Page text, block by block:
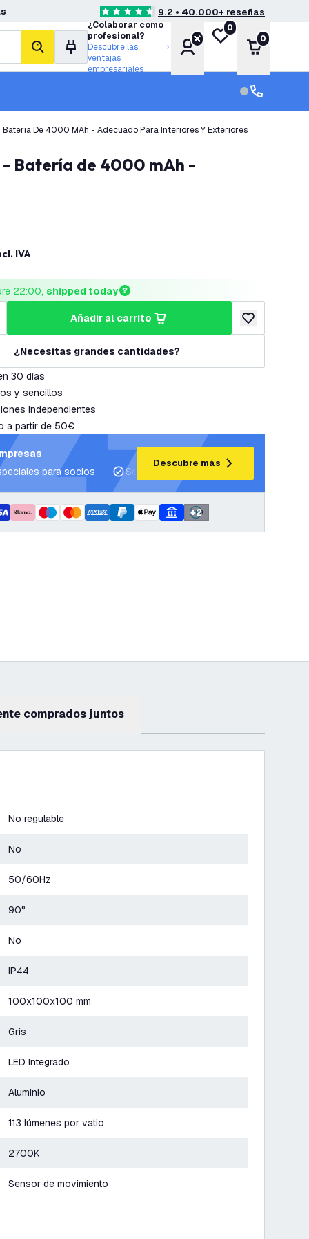
4.6 estrellas de puntuación
9.2 • 40.000+ reseñas
buscar
¿Colaborar como
profesional?
Descubre las
ventajas
empresariales
Cuenta
Mi lista de deseos
0
Carrito
0
Servicio al
Servicio al
De 4000 MAh - Adecuado Para Interiores Y Exteriores
IVA
22:00, shipped today
cantidadañadir al carrito
añadir a lista
¿Necesitas grandes cantidades?
30 días
y sencillos
independientes
a partir de 50€
para socios
Soporte para proyectos y planes de
Descubre más
+2
comprados juntos
No regulable
No
50/60Hz
90°
No
IP44
100x100x100 mm
Gris
LED Integrado
Aluminio
113 lúmenes por vatio
2700K
Sensor de movimiento